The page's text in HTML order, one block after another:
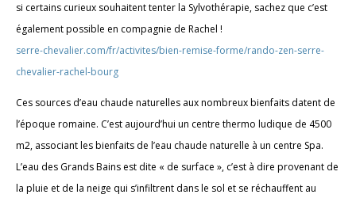
si certains curieux souhaitent tenter la Sylvothérapie, sachez que c’est
également possible en compagnie de Rachel !
serre-chevalier.com/fr/activites/bien-remise-forme/rando-zen-serre-
chevalier-rachel-bourg
Ces sources d’eau chaude naturelles aux nombreux bienfaits datent de
l’époque romaine. C’est aujourd’hui un centre thermo ludique de 4500
m2, associant les bienfaits de l’eau chaude naturelle à un centre Spa.
L’eau des Grands Bains est dite « de surface », c’est à dire provenant de
la pluie et de la neige qui s’infiltrent dans le sol et se réchauffent au